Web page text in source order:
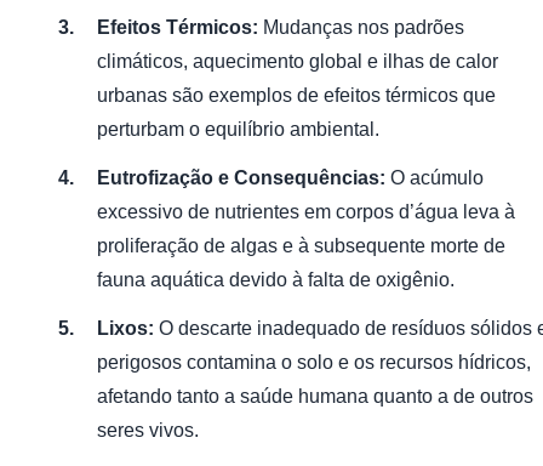
Efeitos Térmicos: Mudanças nos padrões
climáticos, aquecimento global e ilhas de calor
urbanas são exemplos de efeitos térmicos que
perturbam o equilíbrio ambiental.
Eutrofização e Consequências: O acúmulo
excessivo de nutrientes em corpos d’água leva à
proliferação de algas e à subsequente morte de
fauna aquática devido à falta de oxigênio.
Lixos: O descarte inadequado de resíduos sólidos
perigosos contamina o solo e os recursos hídricos,
afetando tanto a saúde humana quanto a de outros
seres vivos.